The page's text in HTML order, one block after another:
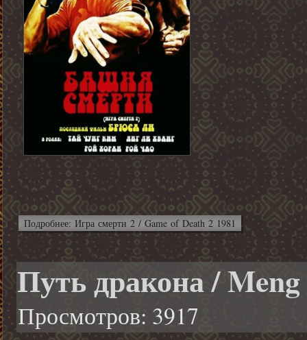
Подробнее: Игра смерти 2 / Game of Death 2 1981
Путь дракона /
Просмотров: 3917